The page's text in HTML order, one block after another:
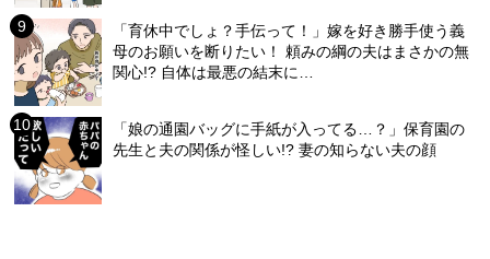
「育休中でしょ？手伝って！」嫁を好き勝手使う義
母のお願いを断りたい！ 頼みの綱の夫はまさかの無
関心!? 自体は最悪の結末に…
「娘の通園バッグに手紙が入ってる…？」保育園の
先生と夫の関係が怪しい!? 妻の知らない夫の顔